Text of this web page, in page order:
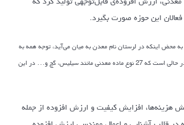
این حوزه صورت بگیرد.
محض اینکه در لرستان نام معدن به میان می‌آید، توجه همه به
سنگ جلب می‌شود؛ این در حالی است که 27 نوع ماده معدنی مانند سیلیس، گچ و… در این
هزینه‌ها، افزایش کیفیت و ارزش افزوده از جمله